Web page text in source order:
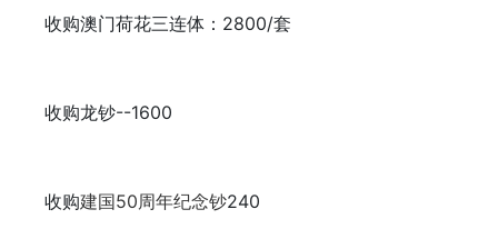
收购澳门荷花三连体：2800/套
收购龙钞--1600
收购建国50周年纪念钞240